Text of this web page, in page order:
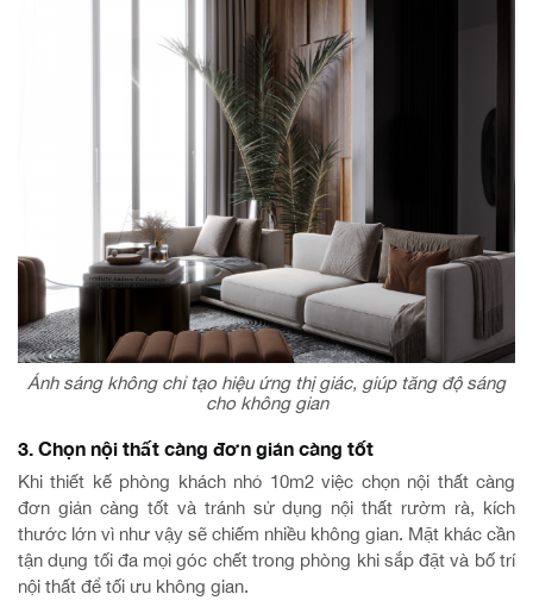
Ánh sáng không chỉ tạo hiệu ứng thị giác, giúp tăng độ sáng
cho không gian
3. Chọn nội thất càng đơn giản càng tốt
Khi thiết kế phòng khách nhỏ 10m2 việc chọn nội thất càng
đơn giản càng tốt và tránh sử dụng nội thất rườm rà, kích
thước lớn vì như vậy sẽ chiếm nhiều không gian. Mặt khác cần
tận dụng tối đa mọi góc chết trong phòng khi sắp đặt và bố trí
nội thất để tối ưu không gian.